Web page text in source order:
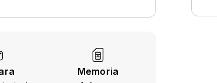
Memoria